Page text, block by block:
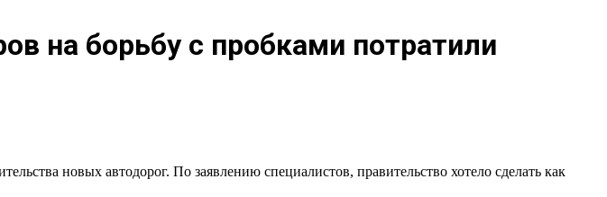
на борьбу с пробками потратили
новых автодорог. По заявлению специалистов, правительство хотело сделать как